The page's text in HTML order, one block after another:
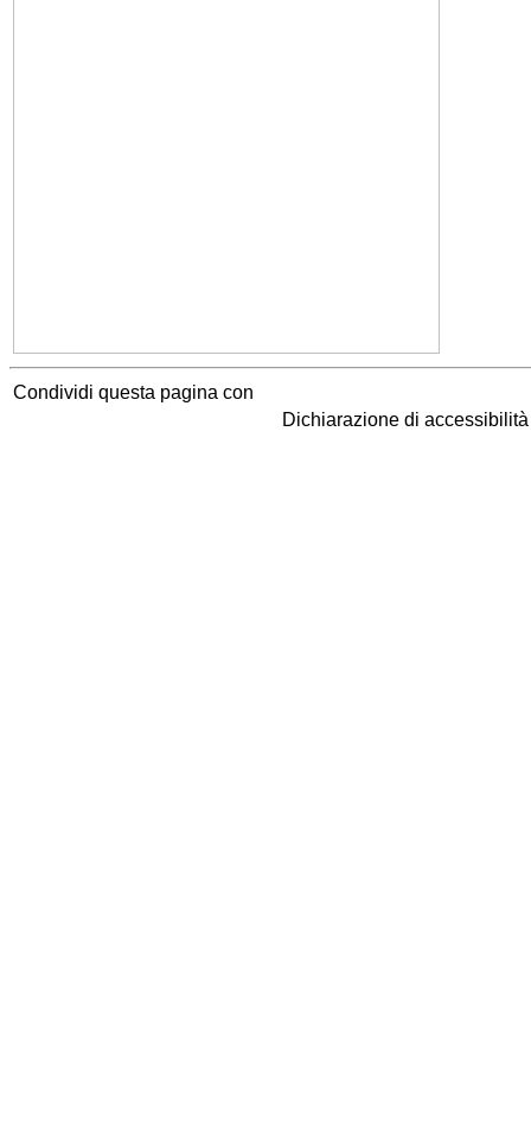
Condividi questa pagina con
Dichiarazione di